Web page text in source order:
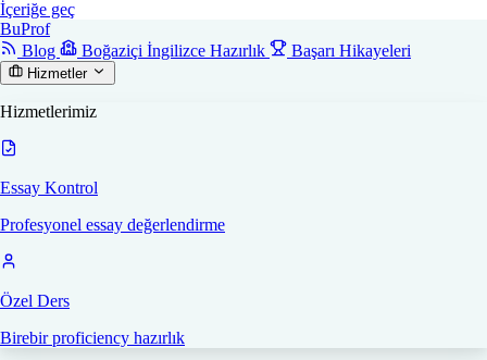
İçeriğe geç
BuProf
Blog
Boğaziçi İngilizce Hazırlık Başarı Hikayeleri
Hizmetler
Hizmetlerimiz
Essay Kontrol
Profesyonel essay değerlendirme
Özel Ders
Birebir proficiency hazırlık